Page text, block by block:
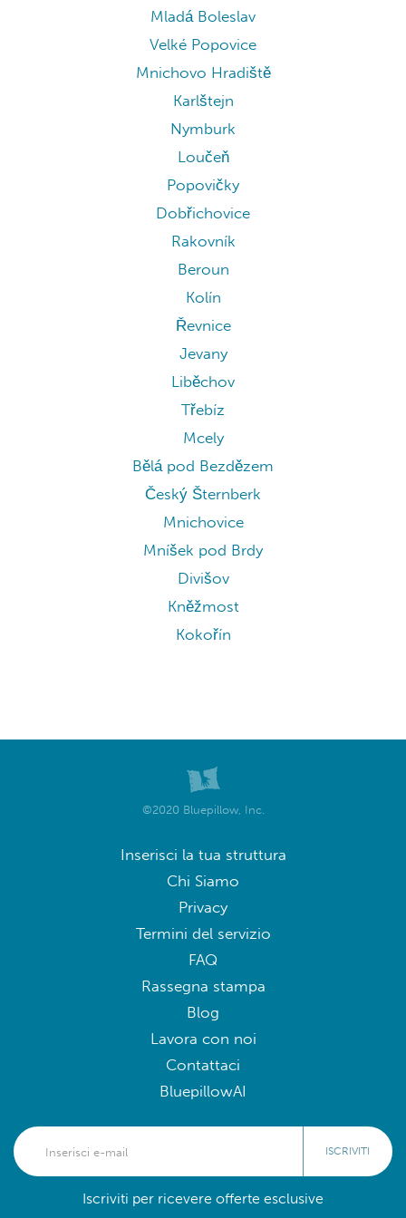
Mladá Boleslav
Velké Popovice
Mnichovo Hradiště
Karlštejn
Nymburk
Loučeň
Popovičky
Dobřichovice
Rakovník
Beroun
Kolín
Řevnice
Jevany
Liběchov
Třebíz
Mcely
Bělá pod Bezdězem
Český Šternberk
Mnichovice
Mníšek pod Brdy
Divišov
Kněžmost
Kokořín
©2020 Bluepillow, Inc.
Inserisci la tua struttura
Chi Siamo
Privacy
Termini del servizio
FAQ
Rassegna stampa
Blog
Lavora con noi
Contattaci
BluepillowAI
ISCRIVITI
Iscriviti per ricevere offerte esclusive